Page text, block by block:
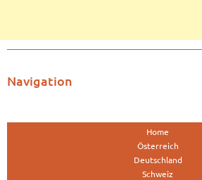
Navigation
Home
Österreich
Deutschland
Schweiz